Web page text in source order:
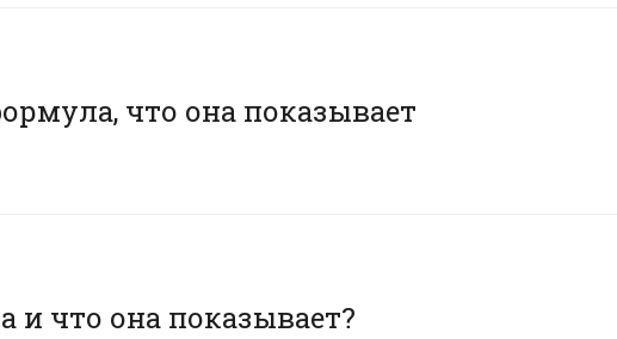
что она показывает
и что она показывает?